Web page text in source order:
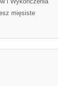
mięsiste